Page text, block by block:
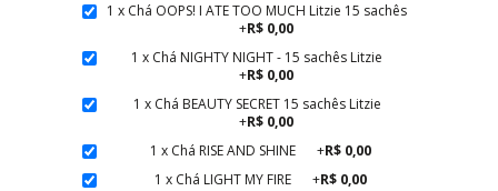
1 x Chá OOPS! I ATE TOO MUCH Litzie 15 sachês
+R$ 0,00
1 x Chá NIGHTY NIGHT - 15 sachês Litzie
+R$ 0,00
1 x Chá BEAUTY SECRET 15 sachês Litzie
+R$ 0,00
1 x Chá RISE AND SHINE
+R$ 0,00
1 x Chá LIGHT MY FIRE
+R$ 0,00